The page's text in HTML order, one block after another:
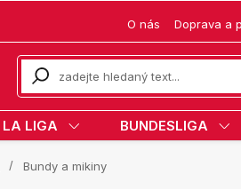
O nás Doprava a
LA LIGA BUNDESLIGA
Bundy a mikiny